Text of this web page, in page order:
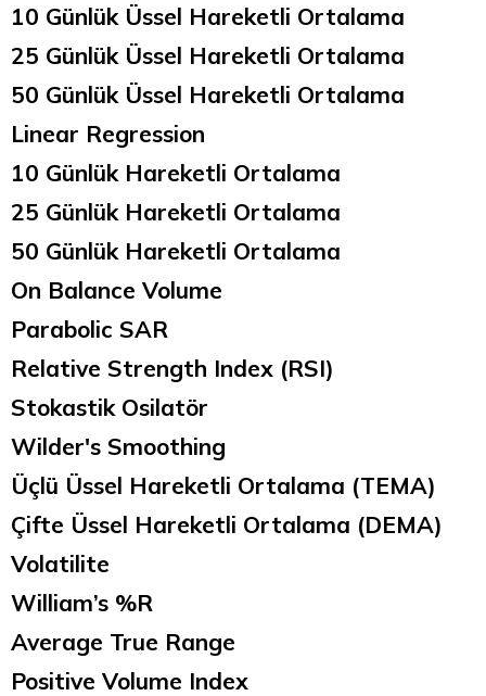
10 Günlük Üssel Hareketli Ortalama
25 Günlük Üssel Hareketli Ortalama
50 Günlük Üssel Hareketli Ortalama
Linear Regression
10 Günlük Hareketli Ortalama
25 Günlük Hareketli Ortalama
50 Günlük Hareketli Ortalama
On Balance Volume
Parabolic SAR
Relative Strength Index (RSI)
Stokastik Osilatör
Wilder's Smoothing
Üçlü Üssel Hareketli Ortalama (TEMA)
Çifte Üssel Hareketli Ortalama (DEMA)
Volatilite
William’s %R
Average True Range
Positive Volume Index